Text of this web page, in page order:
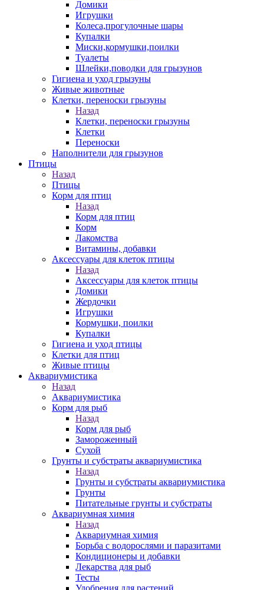
Домики
Игрушки
Колеса,прогулочные шары
Купалки
Миски,кормушки,поилки
Туалеты
Шлейки,поводки для грызунов
Гигиена и уход грызуны
Живые животные
Клетки, переноски грызуны
Назад
Клетки, переноски грызуны
Клетки
Переноски
Наполнители для грызунов
Птицы
Назад
Птицы
Корм для птиц
Назад
Корм для птиц
Корм
Лакомства
Витамины, добавки
Аксессуары для клеток птицы
Назад
Аксессуары для клеток птицы
Домики
Жердочки
Игрушки
Кормушки, поилки
Купалки
Гигиена и уход птицы
Клетки для птиц
Живые птицы
Аквариумистика
Назад
Аквариумистика
Корм для рыб
Назад
Корм для рыб
Замороженный
Сухой
Грунты и субстраты аквариумистика
Назад
Грунты и субстраты аквариумистика
Грунты
Питательные грунты и субстраты
Аквариумная химия
Назад
Аквариумная химия
Борьба с водорослями и паразитами
Кондиционеры и добавки
Лекарства для рыб
Тесты
Удобрения для растений